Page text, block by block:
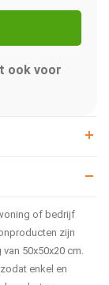
ook voor
of bedrijf
zijn
50x50x20 cm.
enkel en